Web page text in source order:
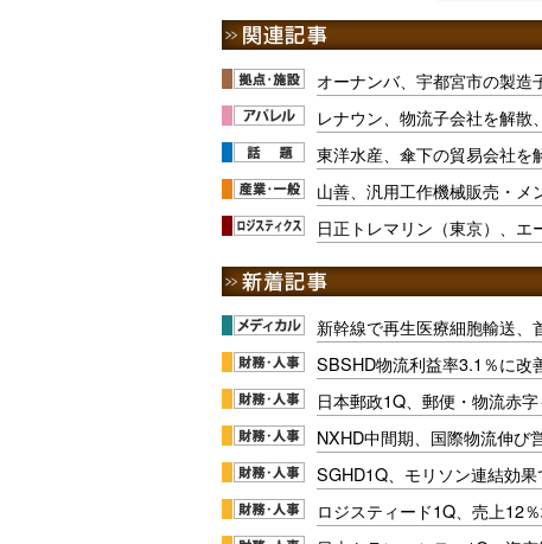
オーナンバ、宇都宮市の製造
レナウン、物流子会社を解散
東洋水産、傘下の貿易会社を
山善、汎用工作機械販売・メ
日正トレマリン（東京）、
新幹線で再生医療細胞輸送、
SBSHD物流利益率3.1％に改
日本郵政1Q、郵便・物流赤
NXHD中間期、国際物流伸び
SGHD1Q、モリソン連結効
ロジスティード1Q、売上12